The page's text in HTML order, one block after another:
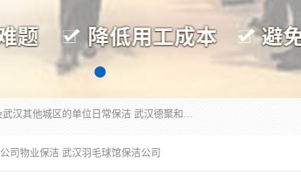
专业提供光谷物业保洁、关谷日常保洁、光谷保洁外包及武汉其他城区的单位日常保洁 武汉德聚和物业管理有限公司致力于打造中国专业物业保洁服务、日常保洁及其他保洁清洗外包服务。自公司成立以来提倡以先进的物业管理理念和模式经营，谋篇布局，以“至诚服务、精益求精、规范管理、锐意拓新”为质量方针，强化内部管理，为业主提供专业化、标准化和精细化的全方位物业服务，管理服务水平得到了广大业主和业内人士的一致好评。
司物业保洁 武汉羽毛球馆保洁公司